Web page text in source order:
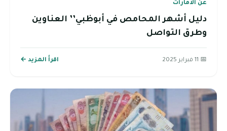
عن الامارات
دليل أشهر المحامص في أبوظبي’’ العناوين
وطرق التواصل
📅 11 فبراير 2025 اقرأ المزيد ←